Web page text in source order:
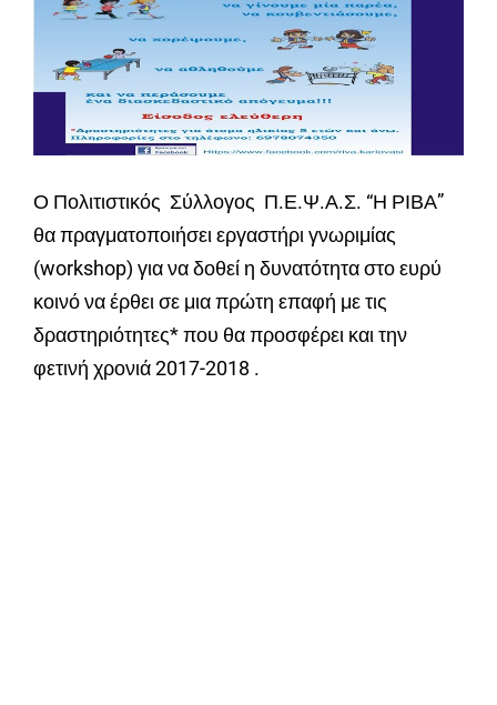
Ο Πολιτιστικός Σύλλογος Π.Ε.Ψ.Α.Σ. “Η ΡΙΒΑ”
θα πραγματοποιήσει εργαστήρι γνωριμίας
(workshop) για να δοθεί η δυνατότητα στο ευρύ
κοινό να έρθει σε μια πρώτη επαφή με τις
δραστηριότητες* που θα προσφέρει και την
φετινή χρονιά 2017-2018 .